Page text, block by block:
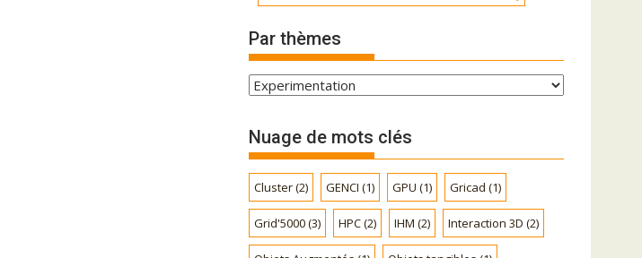
Par thèmes
P
r
t
h
è
m
e
Nuage de mots clés
Cluster(2) GENCI (1) GPU (1) Gricad (1)
Grid'5000(3) HPC(2) IHM (2) Interaction 3D (2)